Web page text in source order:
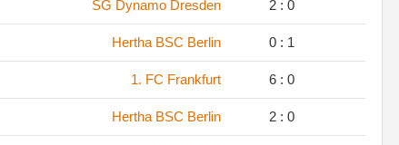
SG Dynamo Dresden 2 : 0
Hertha BSC Berlin 0 : 1
1. FC Frankfurt 6 : 0
Hertha BSC Berlin 2 : 0